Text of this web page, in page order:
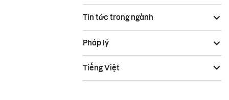
Tin tức trong ngành
Pháp lý
Tiếng Việt